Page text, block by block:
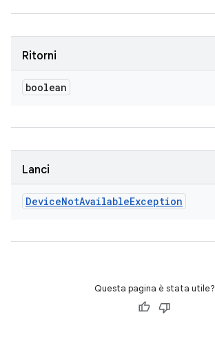
Ritorni
boolean
Lanci
DeviceNotAvailableException
Questa pagina è stata utile?